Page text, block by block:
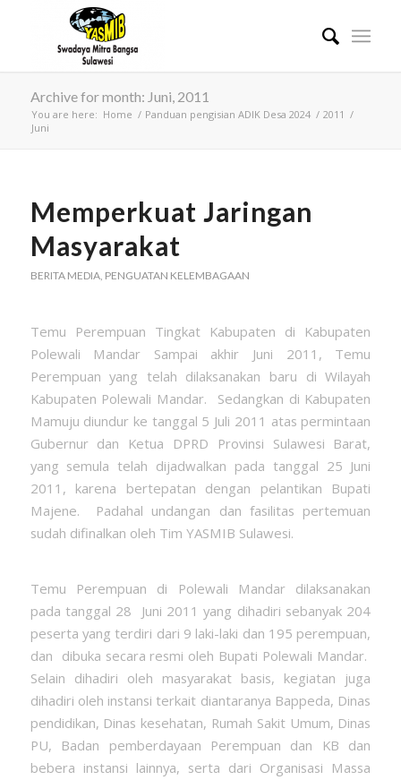
Archive for month: Juni, 2011
You are here: Home / Panduan pengisian ADIK Desa 2024 / 2011 /
Juni
Memperkuat Jaringan
Masyarakat
BERITA MEDIA, PENGUATAN KELEMBAGAAN
Temu Perempuan Tingkat Kabupaten di Kabupaten
Polewali Mandar Sampai akhir Juni 2011, Temu
Perempuan yang telah dilaksanakan baru di Wilayah
Kabupaten Polewali Mandar. Sedangkan di Kabupaten
Mamuju diundur ke tanggal 5 Juli 2011 atas permintaan
Gubernur dan Ketua DPRD Provinsi Sulawesi Barat,
yang semula telah dijadwalkan pada tanggal 25 Juni
2011, karena bertepatan dengan pelantikan Bupati
Majene. Padahal undangan dan fasilitas pertemuan
sudah difinalkan oleh Tim YASMIB Sulawesi.
Temu Perempuan di Polewali Mandar dilaksanakan
pada tanggal 28 Juni 2011 yang dihadiri sebanyak 204
peserta yang terdiri dari 9 laki-laki dan 195 perempuan,
dan dibuka secara resmi oleh Bupati Polewali Mandar.
Selain dihadiri oleh masyarakat basis, kegiatan juga
dihadiri oleh instansi terkait diantaranya Bappeda, Dinas
pendidikan, Dinas kesehatan, Rumah Sakit Umum, Dinas
PU, Badan pemberdayaan Perempuan dan KB dan
bebera instansi lainnya, serta dari Organisasi Massa